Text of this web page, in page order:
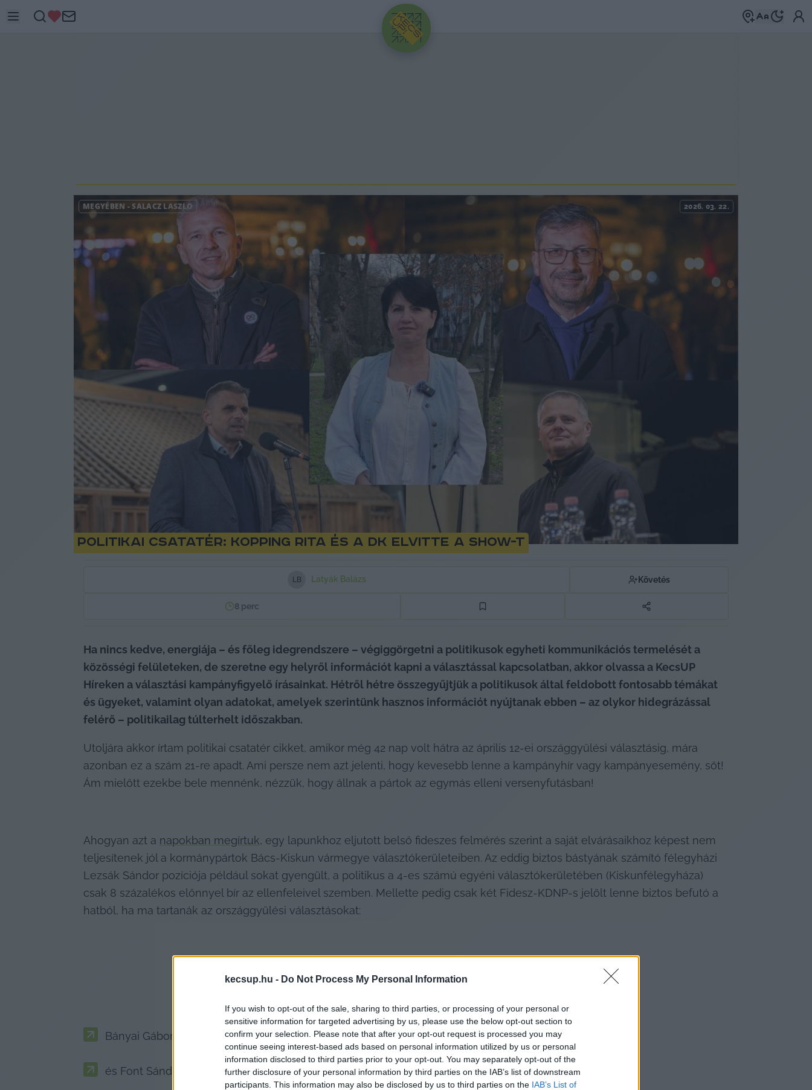
kecsup.hu - Do Not Process My Personal Information
If you wish to opt-out of the sale, sharing to third parties, or processing of your personal or
sensitive information for targeted advertising by us, please use the below opt-out section to
confirm your selection. Please note that after your opt-out request is processed you may
continue seeing interest-based ads based on personal information utilized by us or personal
information disclosed to third parties prior to your opt-out. You may separately opt-out of the
further disclosure of your personal information by third parties on the IAB’s list of downstream
participants. This information may also be disclosed by us to third parties on the IAB’s List of
HIRDETÉS
MEGYÉBEN -SALACZ LÁSZLÓ 2026. 03. 22.
Politikai csatatér: Kopping Rita és a DK elvitte a show-t
L B Latyák Balázs Követés
8 perc
Ha nincs kedve, energiája – és főleg idegrendszere – végiggörgetni a politikusok egyheti kommunikációs termelését a
közösségi felületeken, de szeretne egy helyről információt kapni a választással kapcsolatban, akkor olvassa a KecsUP
Híreken a választási kampányfigyelő írásainkat. Hétről hétre összegyűjtjük a politikusok által feldobott fontosabb témákat
és ügyeket, valamint olyan adatokat, amelyek szerintünk hasznos információt nyújtanak ebben – az olykor hidegrázással
felérő – politikailag túlterhelt időszakban.
Utoljára akkor írtam politikai csatatér cikket, amikor még 42 nap volt hátra az április 12-ei országgyűlési választásig, mára
azonban ez a szám 21-re apadt. Ami persze nem azt jelenti, hogy kevesebb lenne a kampányhír vagy kampányesemény, sőt!
Ám mielőtt ezekbe bele mennénk, nézzük, hogy állnak a pártok az egymás elleni versenyfutásban!
Ahogyan azt a napokban megírtuk, egy lapunkhoz eljutott belső fideszes felmérés szerint a saját elvárásaikhoz képest nem
teljesítenek jól a kormánypártok Bács-Kiskun vármegye választókerületeiben. Az eddig biztos bástyának számító félegyházi
Lezsák Sándor pozíciója például sokat gyengült, a politikus a 4-es számú egyéni választókerületében (Kiskunfélegyháza)
csak 8 százalékos előnnyel bír az ellenfeleivel szemben. Mellette pedig csak két Fidesz-KDNP-s jelölt lenne biztos befutó a
hatból, ha ma tartanák az országgyűlési választásokat:
Bányai Gábor az 05. számú egyéni választókerületben Kiskunhalason,
és Font Sándor 03. számú egyéni választókerületben, Kalocsán.